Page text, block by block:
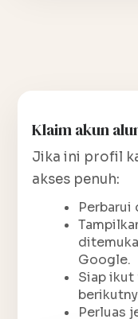
Klaim akun
Jika ini profil
akses penuh:
Perbarui
Google.
Siap ikut
Perluas